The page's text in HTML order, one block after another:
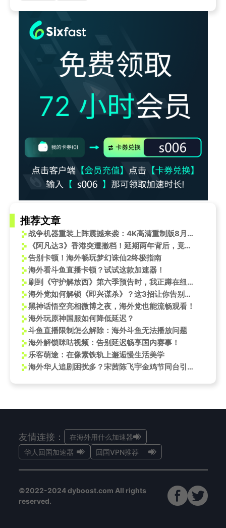
推荐文章
战争机器重装上阵震撼来袭：4K高清重制版8月26日全平台发售
《阿凡达3》香港突遭撤档！延期两年背后，竟与一场火灾有关？
告别卡顿！海外畅玩梦幻诛仙2终极指南
海外看斗鱼直播卡顿？试试这款加速器！
刷到《守护解放西》第六季预告时，我正蹲在纽约公寓里——B站卡成PPT的瞬间，突然懂了海外华人的痛
海外党如何解锁《即兴谋杀》？这3招让你告别地区限制烦恼
黑神话悟空亮相微博之夜，海外党也能流畅观看！
海外玩原神国服如何降低延迟？
斗鱼直播限制怎么解除：海外斗鱼无法播放问题
海外解锁咪咕视频：告别延迟畅享国内赛事！
乐客萌途：在像素铁轨上邂逅慢生活美学
海外华人追剧困扰多？宋茜陈飞宇金鸡节同台引爆文化内容需求
友情连接：
在海外用什么加速器
华人回国加速器
回国VPN推荐
©2022-2024 dyboost.com All rights
reserved.